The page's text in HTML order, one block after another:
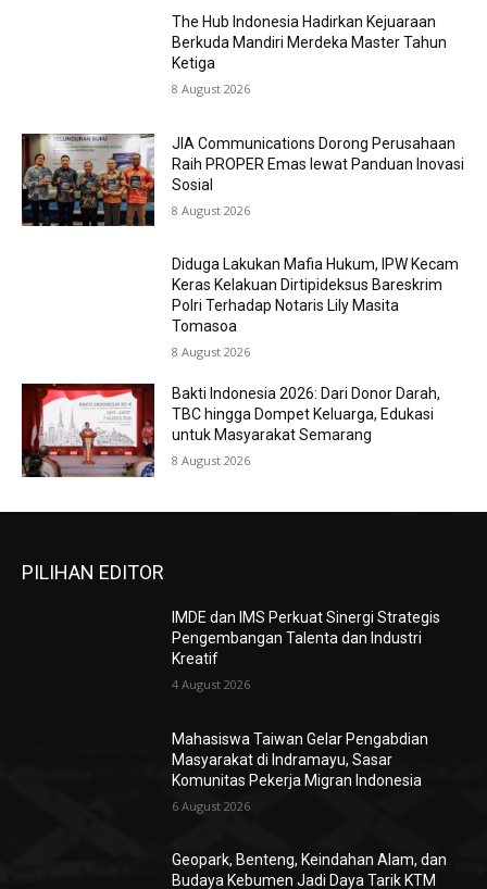
The Hub Indonesia Hadirkan Kejuaraan
Berkuda Mandiri Merdeka Master Tahun
Ketiga
8 August 2026
JIA Communications Dorong Perusahaan
Raih PROPER Emas lewat Panduan Inovasi
Sosial
8 August 2026
Diduga Lakukan Mafia Hukum, IPW Kecam
Keras Kelakuan Dirtipideksus Bareskrim
Polri Terhadap Notaris Lily Masita
Tomasoa
8 August 2026
Bakti Indonesia 2026: Dari Donor Darah,
TBC hingga Dompet Keluarga, Edukasi
untuk Masyarakat Semarang
8 August 2026
PILIHAN EDITOR
IMDE dan IMS Perkuat Sinergi Strategis
Pengembangan Talenta dan Industri
Kreatif
4 August 2026
Mahasiswa Taiwan Gelar Pengabdian
Masyarakat di Indramayu, Sasar
Komunitas Pekerja Migran Indonesia
6 August 2026
Geopark, Benteng, Keindahan Alam, dan
Budaya Kebumen Jadi Daya Tarik KTM